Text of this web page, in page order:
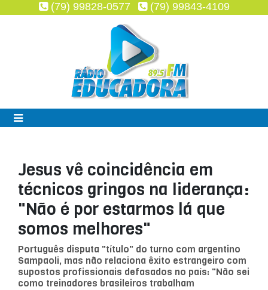
(79) 99828-0577 (79) 99843-4109
Jesus vê coincidência em
técnicos gringos na liderança:
"Não é por estarmos lá que
somos melhores"
Português disputa "título" do turno com argentino
Sampaoli, mas não relaciona êxito estrangeiro com
supostos profissionais defasados no país: "Não sei
como treinadores brasileiros trabalham